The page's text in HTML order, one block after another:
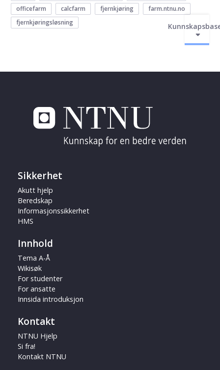
officefarm
calcfarm fjernkjøring
farm.ntnu.no
fjernkjøringsløsning
Sikkerhet
Akutt hjelp
Beredskap
Informasjonssikkerhet
HMS
Innhold
Tema A-Å
Wikisøk
For studenter
For ansatte
Innsida introduksjon
Kontakt
NTNU Hjelp
Si fra!
Kontakt NTNU